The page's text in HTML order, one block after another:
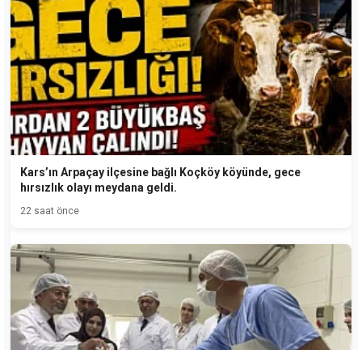
Kars’ın Arpaçay ilçesine bağlı Koçköy köyünde, gece
hırsızlık olayı meydana geldi.
22 saat önce